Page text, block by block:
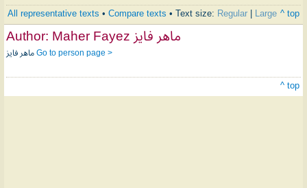
All representative texts • Compare texts • Text size: Regular Large ^ top
Author: Maher Fayez ماهر فايز
Go to person page >
^ top